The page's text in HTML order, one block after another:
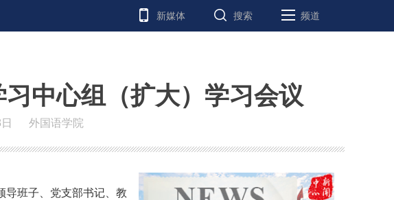
新媒体 搜索 频道
中心组（扩大）学习会议
外国语学院
导班子、党支部书记、教